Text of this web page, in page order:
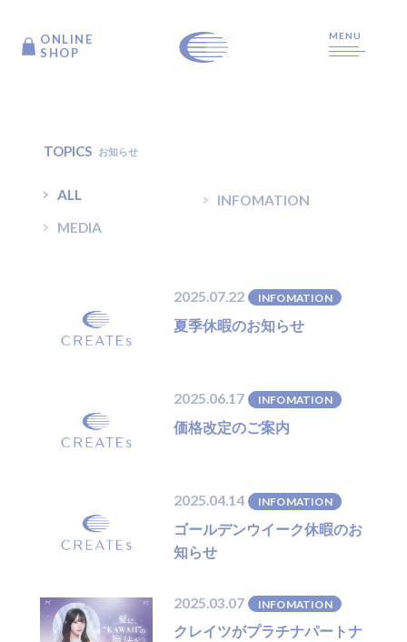
ONLINE
SHOP
MENU
TOPICS お知らせ
ALL
INFOMATION
MEDIA
2025.07.22 INFOMATION
夏季休暇のお知らせ
2025.06.17 INFOMATION
価格改定のご案内
2025.04.14 INFOMATION
ゴールデンウイーク休暇のお
知らせ
2025.03.07 INFOMATION
クレイツがプラチナパートナ
ONLINE
SHOP
TOP
ARTICLE
PRODUCTS
ABOUT US
SUPPORT